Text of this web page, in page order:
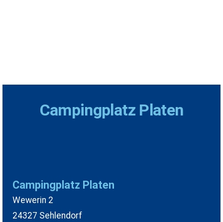
Campingplatz Platen
Campingplatz Platen
Wewerin 2
24327 Sehlendorf